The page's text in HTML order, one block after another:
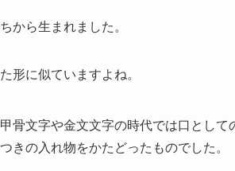
から生まれました。
形に似ていますよね。
骨文字や金文文字の時代では口とし
きの入れ物をかたどったものでした。